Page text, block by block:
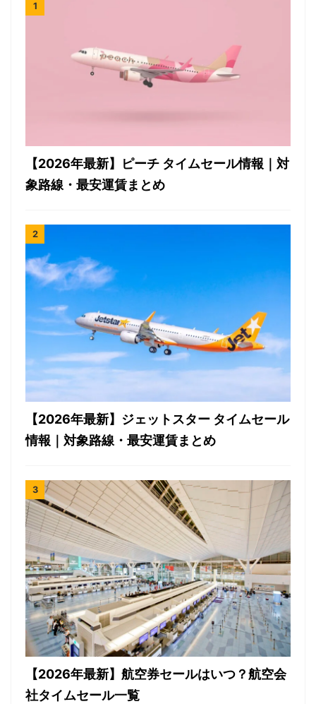
【2026年最新】ピーチ タイムセール情報｜対
象路線・最安運賃まとめ
【2026年最新】ジェットスター タイムセール
情報｜対象路線・最安運賃まとめ
【2026年最新】航空券セールはいつ？航空会
社タイムセール一覧